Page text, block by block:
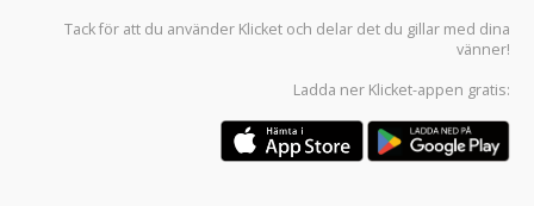
Tack för att du använder Klicket och delar det du gillar med dina
vänner!
Ladda ner Klicket-appen gratis: